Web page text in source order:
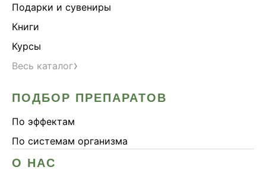
Подарки и сувениры
Книги
Курсы
Весь каталог›
ПОДБОР ПРЕПАРАТОВ
По эффектам
По системам организма
О НАС